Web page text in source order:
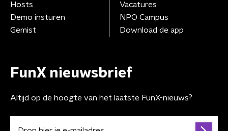
Hosts
Demo insturen
Gemist
Vacatures
NPO Campus
Download de app
FunX nieuwsbrief
Altijd op de hoogte van het laatste FunX-nieuws?